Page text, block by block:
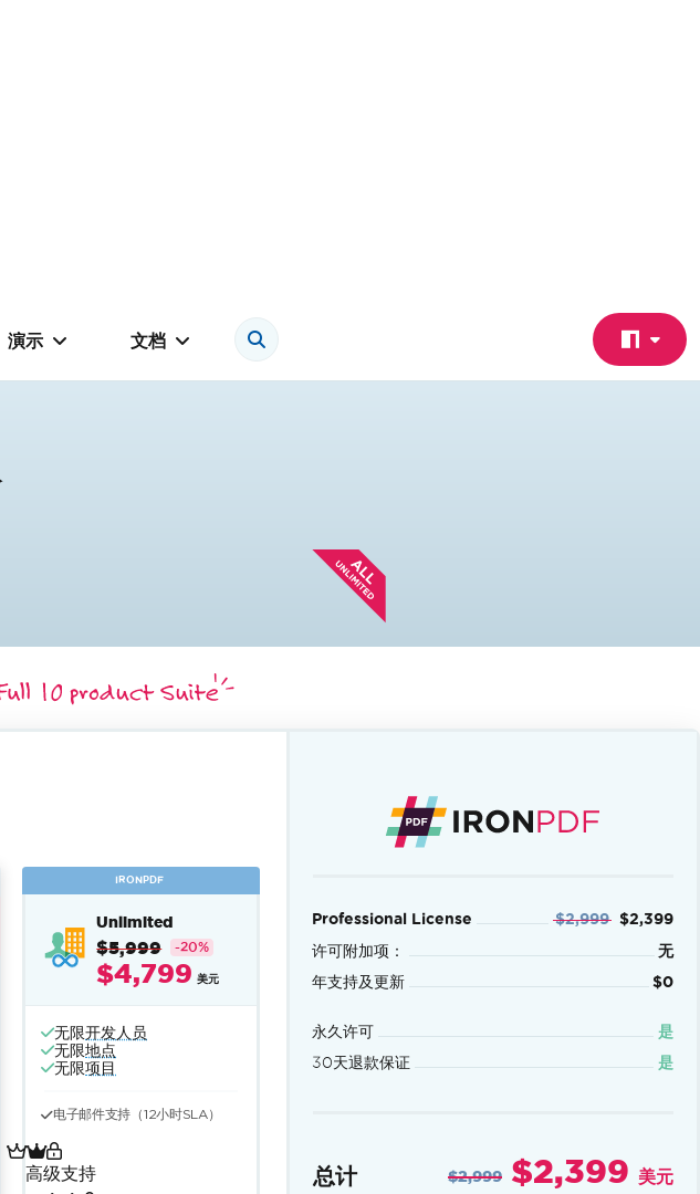
演示 文档
（EULA）
考虑
IRONPDF
Unlimited
$5,999 -20%
$4,799 美元
无限开发人员
无限地点
无限项目
电子邮件支持（12小时SLA）
高级支持
Professional License $2,999 $2,399
许可附加项：
无
年支持及更新
$0
永久许可
是
30天退款保证
是
总计 $2,999 $2,399 美元